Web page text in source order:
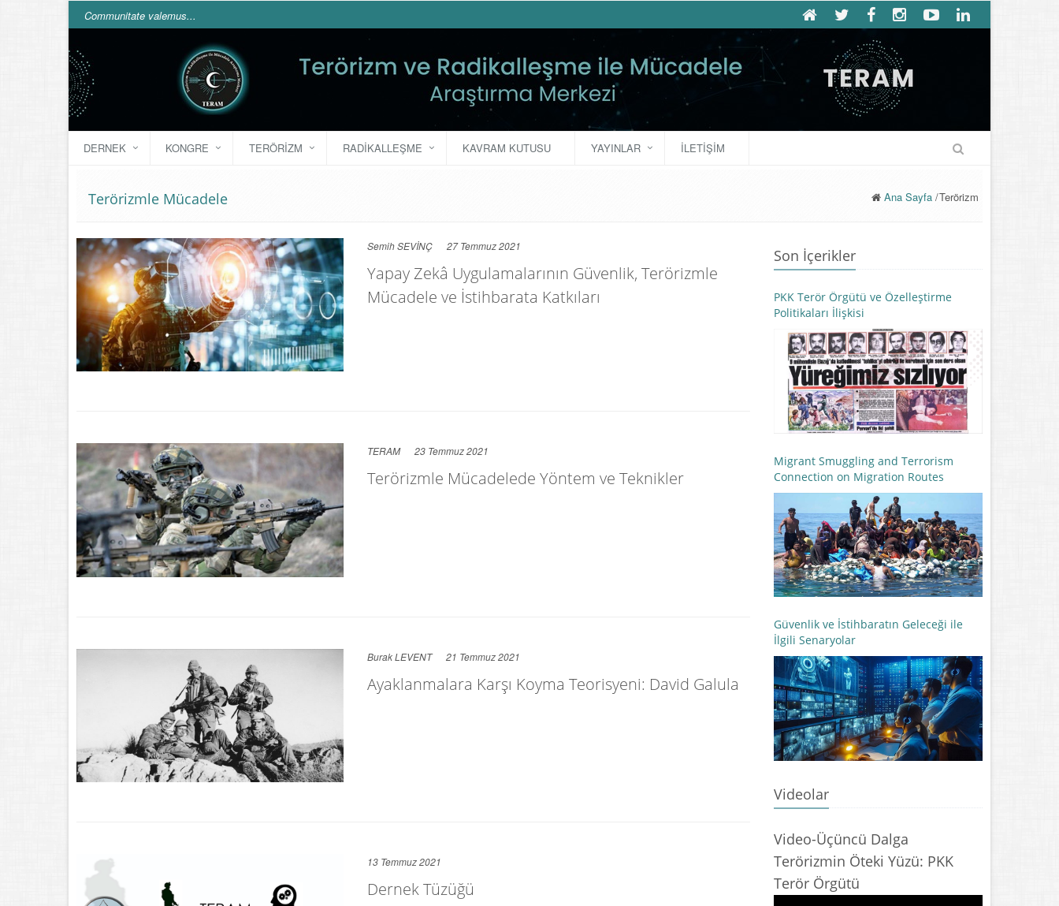
Communitate valemus...
DERNEK KONGRE TERÖRIZM RADIKALLEŞME KAVRAM KUTUSU YAYINLAR İLETİŞİM
Terörizmle Mücadele Terörizm
Ana Sayfa /
Semih SEVİNÇ 27 Temmuz 2021
Yapay Zekâ Uygulamalarının Güvenlik, Terörizmle
Mücadele ve İstihbarata Katkıları
TERAM 23 Temmuz 2021
Terörizmle Mücadelede Yöntem ve Teknikler
Burak LEVENT 21 Temmuz 2021
Ayaklanmalara Karşı Koyma Teorisyeni: David Galula
13 Temmuz 2021
Dernek Tüzüğü
Son İçerikler
PKK Terör Örgütü ve Özelleştirme
Politikaları İlişkisi
Migrant Smuggling and Terrorism
Connection on Migration Routes
Güvenlik ve İstihbaratın Geleceği ile
İlgili Senaryolar
Videolar
Video-Üçüncü Dalga
Terörizmin Öteki Yüzü: PKK
Terör Örgütü